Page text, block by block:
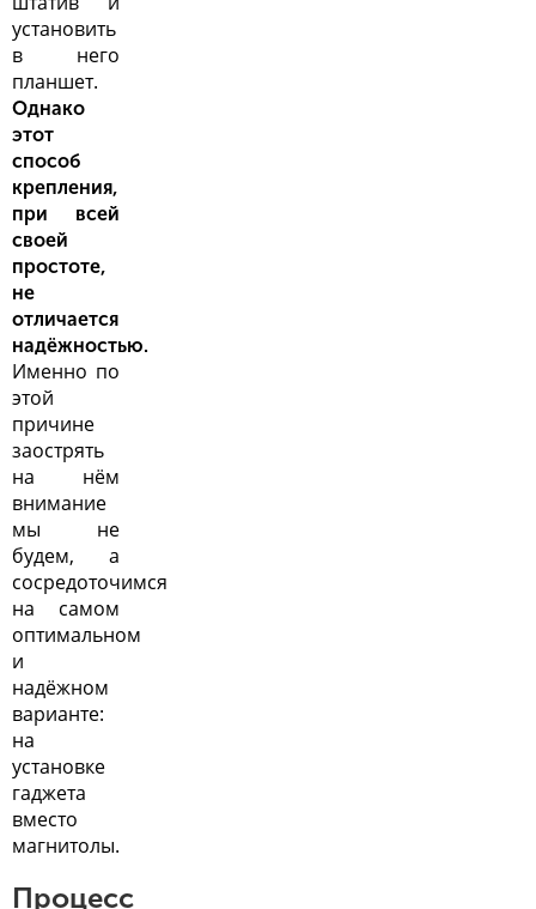
установить
в него
планшет.
Однако
этот
способ
крепления,
при всей
своей
простоте,
не
отличается
надёжностью.
Именно по
этой
причине
заострять
на нём
внимание
мы не
будем, а
сосредоточимся
на самом
оптимальном
и
надёжном
варианте:
на
установке
гаджета
вместо
магнитолы.
Процесс